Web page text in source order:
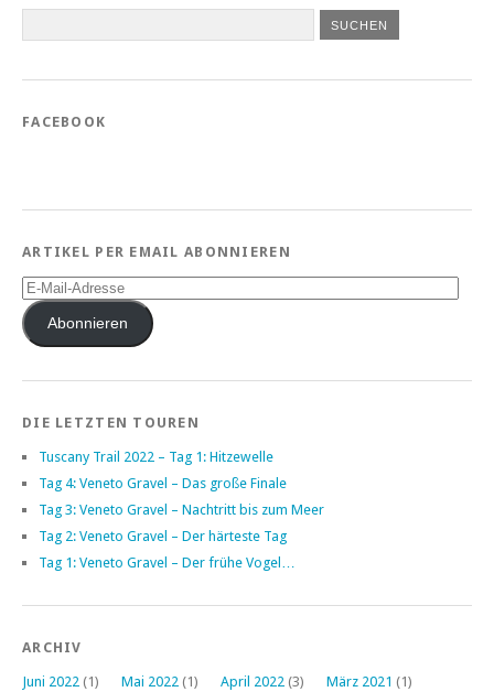
FACEBOOK
ARTIKEL PER EMAIL ABONNIEREN
E-
Mail-
AdresseAbonnieren
DIE LETZTEN TOUREN
Tuscany Trail 2022 – Tag 1: Hitzewelle
Tag 4: Veneto Gravel – Das große Finale
Tag 3: Veneto Gravel – Nachtritt bis zum Meer
Tag 2: Veneto Gravel – Der härteste Tag
Tag 1: Veneto Gravel – Der frühe Vogel…
ARCHIV
Juni 2022 (1) Mai 2022 (1) April 2022 (3) März 2021 (1)